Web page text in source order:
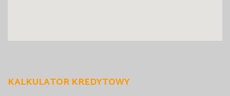
KALKULATOR KREDYTOWY